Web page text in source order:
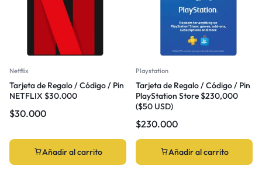
Netflix
Tarjeta de Regalo / Código / Pin
NETFLIX $30.000
$30.000
Añadir al carrito
Playstation
Tarjeta de Regalo / Código / Pin
PlayStation Store $230,000
($50 USD)
$230.000
Añadir al carrito